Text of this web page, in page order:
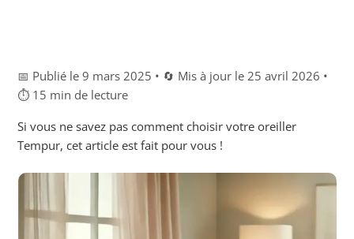
📅 Publié le 9 mars 2025 • 🔄 Mis à jour le 25 avril 2026 •
⏱ 15 min de lecture
Si vous ne savez pas comment choisir votre oreiller
Tempur, cet article est fait pour vous !